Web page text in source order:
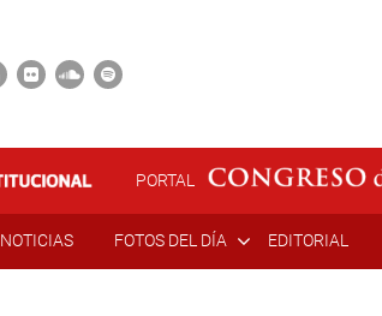
PORTAL
NOTICIAS FOTOS DEL DÍA EDITORIAL